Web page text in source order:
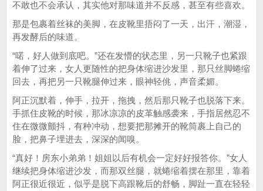
不敢也不会承认，其实他对那味道并不反感，甚至有些喜欢。
那是包裹着丝袜的美脚，在皮靴里捂闷了一天，出汗，潮湿，
再发酵后的味道。
“喏，好人做到底吧。”还在发懵的状态里，另一只靴子也紧跟
着伸了过来，女人更随性的把身体缩进沙发里，那只丝脚蜷缩
回去，再把另一只靴腿伸过来，眼神轻佻，声音柔媚。
阿正沉默着，伸手，拉开，拖拽，然后那只靴子也脱落下来。
手抓住皮靴的时候，那冰凉凉的皮革触感袭来，手指居然忍不
住在微微颤抖，有种冲动，想要把那摊开的靴筒裹上自己的
脸，把鼻子埋进去，深深的闻嗅。
“真好！房东小弟弟！姐姐以后有机会一定好好报答你。”女人
继续把身体缩进沙发，而那双丝腿，就蜷缩着摆在那里，靠着
阿正很近很近，似乎是脱下高跟靴后的舒畅，脚趾一直在轻轻